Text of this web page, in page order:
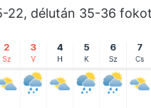
22, délután 35-36